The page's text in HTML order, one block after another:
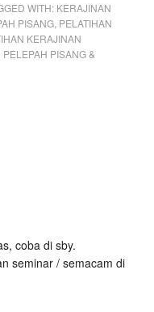
WITH: KERAJINAN
PISANG, PELATIHAN
KERAJINAN
PISANG &
coba di sby.
seminar / semacam di